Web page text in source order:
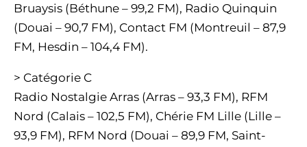
Bruaysis (Béthune – 99,2 FM), Radio Quinquin
(Douai – 90,7 FM), Contact FM (Montreuil – 87,9
FM, Hesdin – 104,4 FM).
> Catégorie C
Radio Nostalgie Arras (Arras – 93,3 FM), RFM
Nord (Calais – 102,5 FM), Chérie FM Lille (Lille –
93,9 FM), RFM Nord (Douai – 89,9 FM, Saint-